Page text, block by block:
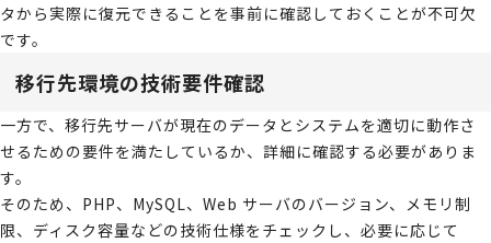
タから実際に復元できることを事前に確認しておくことが不可欠
です。
移行先環境の技術要件確認
一方で、移行先サーバが現在のデータとシステムを適切に動作さ
せるための要件を満たしているか、詳細に確認する必要がありま
す。
そのため、PHP、MySQL、Web サーバのバージョン、メモリ制
限、ディスク容量などの技術仕様をチェックし、必要に応じて